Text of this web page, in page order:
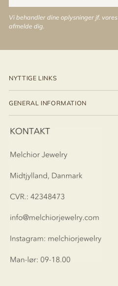
Vi behandler dine oplysninger jf. vores
afmelde dig.
NYTTIGE LINKS
GENERAL INFORMATION